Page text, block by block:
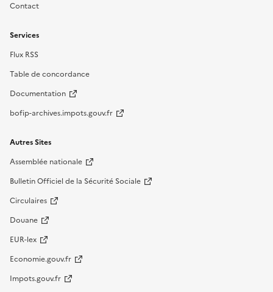
Contact
Services
Flux RSS
Table de concordance
Documentation
bofip-archives.impots.gouv.fr
Autres Sites
Assemblée nationale
Bulletin Officiel de la Sécurité Sociale
Circulaires
Douane
EUR-lex
Economie.gouv.fr
Impots.gouv.fr